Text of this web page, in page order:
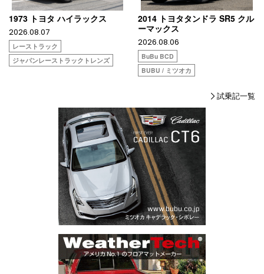
1973 トヨタ ハイラックス
2026.08.07
レーストラック
ジャパンレーストラックトレンズ
2014 トヨタタンドラ SR5 クル
ーマックス
2026.08.06
BuBu BCD
BUBU / ミツオカ
試乗記一覧